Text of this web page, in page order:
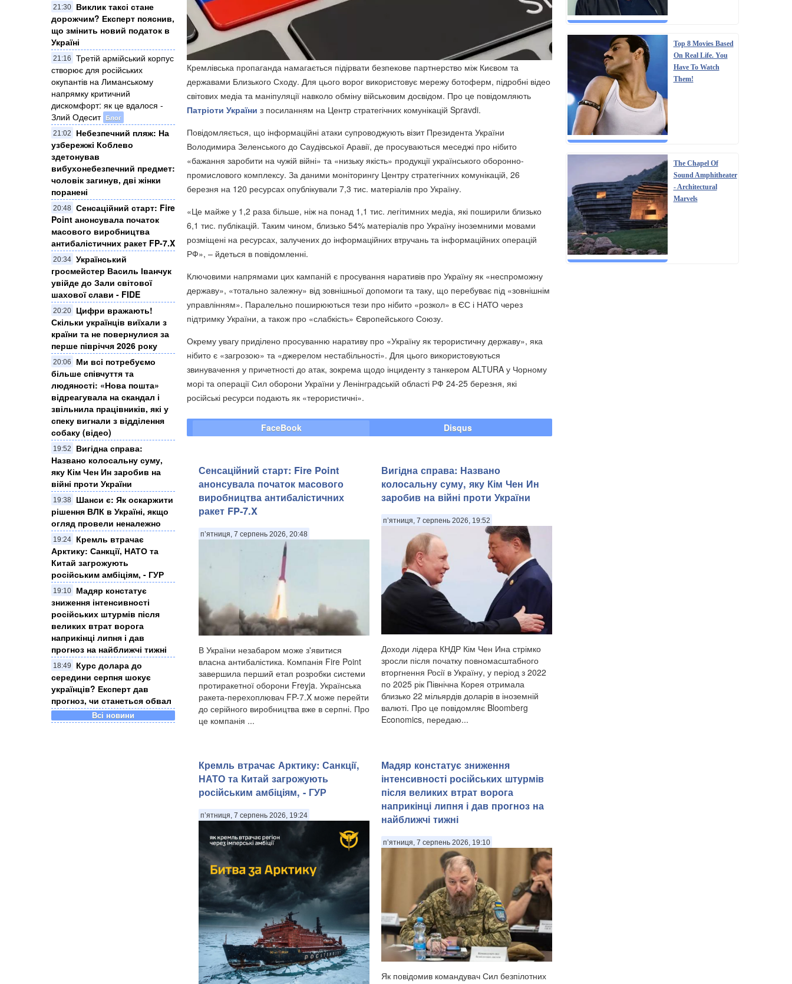
21:30
Виклик таксі стане
дорожчим? Експерт пояснив,
що змінить новий податок в
Україні
21:16
Третій армійський корпус
створює для російських
окупантів на Лиманському
напрямку критичний
дискомфорт: як це вдалося -
Злий Одесит Блог
21:02
Небезпечний пляж: На
узбережжі Коблево
здетонував
вибухонебезпечний предмет:
чоловік загинув, дві жінки
поранені
20:48 Сенсаційний старт: Fire
Point анонсувала початок
масового виробництва
антибалістичних ракет FP-7.X
20:34 Український
гросмейстер Василь Іванчук
увійде до Зали світової
шахової слави - FIDE
20:20
Цифри вражають!
Скільки українців виїхали з
країни та не повернулися за
перше півріччя 2026 року
20:06
Ми всі потребуємо
більше співчуття та
людяності: «Нова пошта»
відреагувала на скандал і
звільнила працівників, які у
спеку вигнали з відділення
собаку (відео)
19:52
Вигідна справа:
Названо колосальну суму,
яку Кім Чен Ин заробив на
війні проти України
19:38
Шанси є: Як оскаржити
рішення ВЛК в Україні, якщо
огляд провели неналежно
19:24
Кремль втрачає
Арктику: Санкції, НАТО та
Китай загрожують
російським амбіціям, - ГУР
19:10
Мадяр констатує
зниження інтенсивності
російських штурмів після
великих втрат ворога
наприкінці липня і дав
прогноз на найближчі тижні
18:49
Курс долара до
середини серпня шокує
українців? Експерт дав
прогноз, чи станеться обвал
Всі новини
Кремлівська пропаганда намагається підірвати безпекове партнерство між Києвом та
державами Близького Сходу. Для цього ворог використовує мережу ботоферм, підробні відео
світових медіа та маніпуляції навколо обміну військовим досвідом. Про це повідомляють
Патріоти України з посиланням на Центр стратегічних комунікацій Spravdi.
Повідомляється, що інформаційні атаки супроводжують візит Президента України
Володимира Зеленського до Саудівської Аравії, де просуваються меседжі про нібито
«бажання заробити на чужій війні» та «низьку якість» продукції українського оборонно-
промислового комплексу. За даними моніторингу Центру стратегічних комунікацій, 26
березня на 120 ресурсах опублікували 7,3 тис. матеріалів про Україну.
«Це майже у 1,2 раза більше, ніж на понад 1,1 тис. легітимних медіа, які поширили близько
6,1 тис. публікацій. Таким чином, близько 54% матеріалів про Україну іноземними мовами
розміщені на ресурсах, залучених до інформаційних втручань та інформаційних операцій
РФ», – йдеться в повідомленні.
Ключовими напрямами цих кампаній є просування наративів про Україну як «неспроможну
державу», «тотально залежну» від зовнішньої допомоги та таку, що перебуває під «зовнішнім
управлінням». Паралельно поширюються тези про нібито «розкол» в ЄС і НАТО через
підтримку України, а також про «слабкість» Європейського Союзу.
Окрему увагу приділено просуванню наративу про «Україну як терористичну державу», яка
нібито є «загрозою» та «джерелом нестабільності». Для цього використовуються
звинувачення у причетності до атак, зокрема щодо інциденту з танкером ALTURA у Чорному
морі та операції Сил оборони України у Ленінградській області РФ 24-25 березня, які
російські ресурси подають як «терористичні».
FaceBook Disqus
Сенсаційний старт: Fire Point
анонсувала початок масового
виробництва антибалістичних
ракет FP-7.X
п’ятниця, 7 серпень 2026, 20:48
В України незабаром може з'явитися
власна антибалістика. Компанія Fire Point
завершила перший етап розробки системи
протиракетної оборони Freyja. Українська
ракета-перехоплювач FP-7.X може перейти
до серійного виробництва вже в серпні. Про
це компанія ...
Вигідна справа: Названо
колосальну суму, яку Кім Чен Ин
заробив на війні проти України
п’ятниця, 7 серпень 2026, 19:52
Доходи лідера КНДР Кім Чен Ина стрімко
зросли після початку повномасштабного
вторгнення Росії в Україну, у період з 2022
по 2025 рік Північна Корея отримала
близько 22 мільярдів доларів в іноземній
валюті. Про це повідомляє Bloomberg
Economics, передаю...
Кремль втрачає Арктику: Санкції,
НАТО та Китай загрожують
російським амбіціям, - ГУР
п’ятниця, 7 серпень 2026, 19:24
Мадяр констатує зниження
інтенсивності російських штурмів
після великих втрат ворога
наприкінці липня і дав прогноз на
найближчі тижні
п’ятниця, 7 серпень 2026, 19:10
Як повідомив командувач Сил безпілотних
Top 8 Movies Based
On Real Life. You
Have To Watch
Them!
The Chapel Of
Sound Amphitheater
- Architectural
Marvels